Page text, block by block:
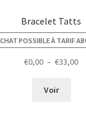
Bracelet Tatts
POSSIBLE À TARIF
€0,00 – €33,00
Voir